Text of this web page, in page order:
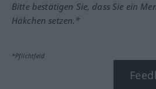
Bitte bestätigen Sie, dass Sie ein
Häkchen setzen.*
*Pflichtfeld